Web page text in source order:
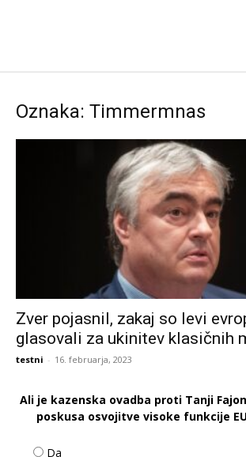
Oznaka: Timmermnas
Zver pojasnil, zakaj so levi
glasovali za ukinitev klasičnih
testni - 16. februarja, 2023
Ali je kazenska ovadba proti Tanji
poskusa osvojitve visoke funkcije
Da